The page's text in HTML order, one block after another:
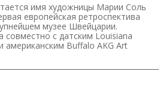
имя художницы Марии Соль
европейская ретроспектива
музее Швейцарии.
совместно с датским Louisiana
американским Buffalo AKG Art